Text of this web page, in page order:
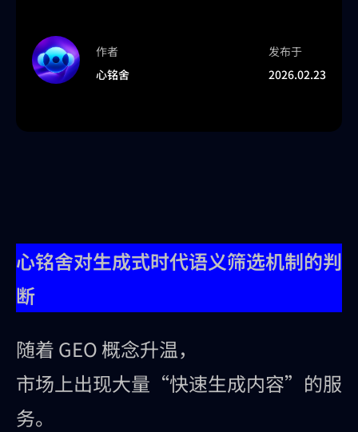
作者
心铭舍
发布于
2026.02.23
心铭舍对生成式时代语义筛选机制的判
断
随着 GEO 概念升温，
市场上出现大量“快速生成内容”的服
务。